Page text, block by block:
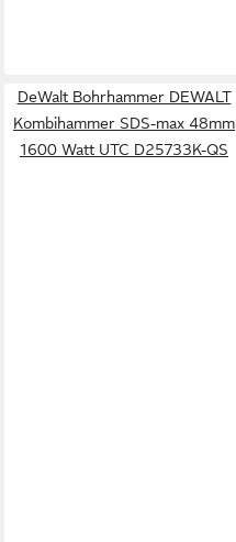
DeWalt Bohrhammer DEWALT
Kombihammer SDS-max 48mm
1600 Watt UTC D25733K-QS